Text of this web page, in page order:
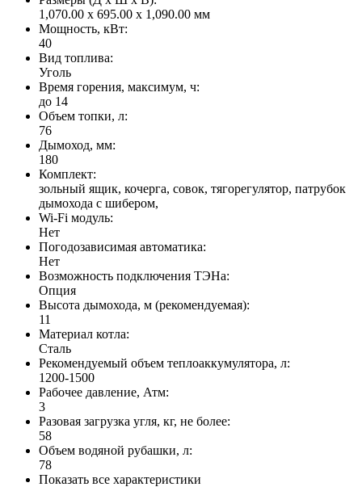
1,070.00 x 695.00 x 1,090.00 мм
Мощность, кВт:
40
Вид топлива:
Уголь
Время горения, максимум, ч:
до 14
Объем топки, л:
76
Дымоход, мм:
180
Комплект:
зольный ящик, кочерга, совок, тягорегулятор, патрубок
дымохода с шибером,
Wi-Fi модуль:
Нет
Погодозависимая автоматика:
Нет
Возможность подключения ТЭНа:
Опция
Высота дымохода, м (рекомендуемая):
11
Материал котла:
Сталь
Рекомендуемый объем теплоаккумулятора, л:
1200-1500
Рабочее давление, Атм:
3
Разовая загрузка угля, кг, не более:
58
Объем водяной рубашки, л:
78
Показать все характеристики